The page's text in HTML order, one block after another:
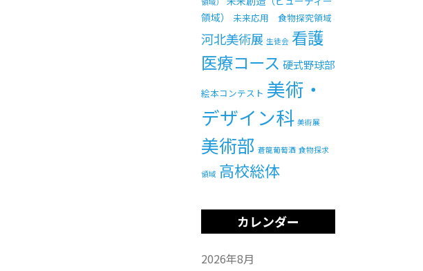
領域）
未来応用 食物探究領域
河北美術展 生徒会 看護
医療コース 硬式野球部
絵本コンテスト 美術・
デザイン科 美術展
美術部 蒼龍葡萄酒 食物探求
領域 高校総体
カレンダー
2026年8月